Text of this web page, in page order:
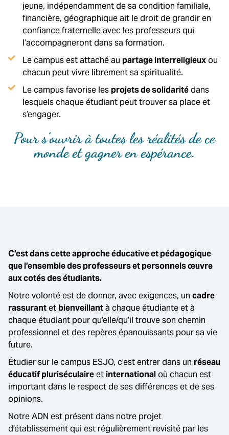
jeune, indépendamment de sa condition familiale,
financière, géographique ait le droit de grandir en
confiance fraternelle avec les professeurs qui
l’accompagneront dans sa formation.
Le campus est attaché au partage interreligieuxou
chacun peut vivre librement sa spiritualité.
Le campus favorise les projets de solidaritédans
lesquels chaque étudiant peut trouver sa place et
s’engager.
Pour s’ouvrir à toutes les réalités de ce
monde et gagner en espérance.
C’est dans cette approche éducative et pédagogique
que l’ensemble des professeurs et personnels œuvre
aux cotés des étudiants.
Notre volonté est de donner, avec exigences, un cadre
rassurantet bienveillantà chaque étudiante et à
chaque étudiant pour qu’elle/qu’il trouve son chemin
professionnel et des repères épanouissants pour sa vie
future.
Étudier sur le campus ESJO, c’est entrer dans un réseau
éducatif pluriséculaireetinternationaloù chacun est
important dans le respect de ses différences et de ses
opinions.
Notre ADN est présent dans notre projet
d’établissement qui est régulièrement revisité par les